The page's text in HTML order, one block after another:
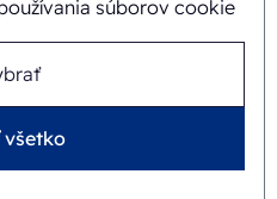
súborov cookie
všetko